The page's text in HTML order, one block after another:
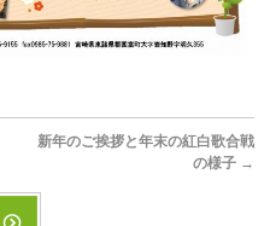
新年のご挨拶と年末の紅白歌合戦
の様子 →